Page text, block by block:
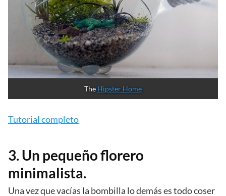
The Hipster Home
Tutorial completo
3. Un pequeño florero
minimalista.
Una vez que vacías la bombilla lo demás es todo coser